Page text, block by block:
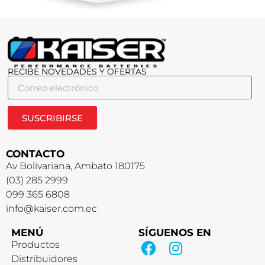
RECIBE NOVEDADES Y OFERTAS
SUSCRIBIRSE
CONTACTO
Av Bolivariana, Ambato 180175
(03) 285 2999
099 365 6808
info@kaiser.com.ec
MENÚ
Productos
Distribuidores
SÍGUENOS EN